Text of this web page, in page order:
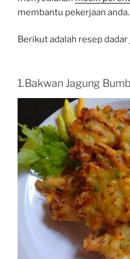
membantu pekerjaan anda.
Berikut adalah resep
1.Bakwan Jagung